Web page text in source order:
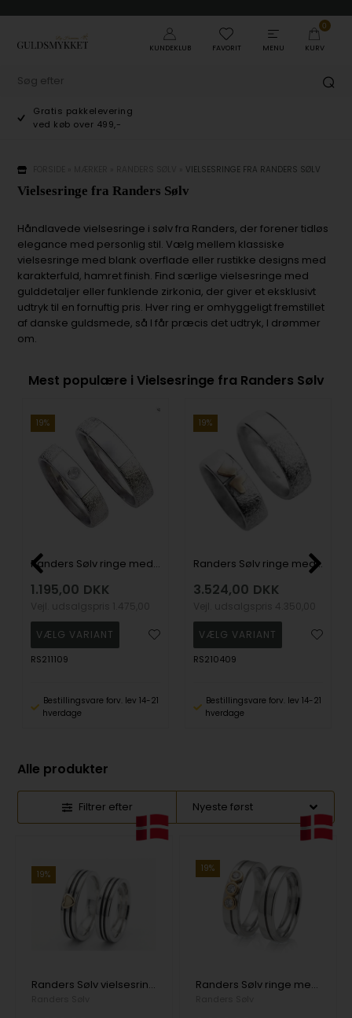
KUNDEKLUB FAVORIT MENU
0
KURV
Gratis pakkelevering
ved køb over 499,-
VIELSESRINGE FRA RANDERS SØLV
Vielsesringe fra Randers Sølv
Håndlavede vielsesringe i sølv fra Randers, der forener tidløs
elegance med personlig stil. Vælg mellem klassiske
vielsesringe med blank overflade eller rustikke designs med
karakterfuld, hamret finish. Find særlige vielsesringe med
gulddetaljer eller funklende zirkonia, der giver et eksklusivt
udtryk til en fornuftig pris. Hver ring er omhyggeligt fremstillet
af danske guldsmede, så I får præcis det udtryk, I drømmer
om.
Mest populære i Vielsesringe fra Randers Sølv
19%
Randers Sølv ringe med zirkonia og to flotte overflader, 5,5 mm
1.195,00 DKK
RS211109
Bestillingsvare forv. lev 14-21
hverdage
19%
Randers Sølv ringe med 14 karat guld hjerter og to lækre overflader
3.524,00 DKK
RS210409
Bestillingsvare forv. lev 14-21
hverdage
Alle produkter
Filtrer efter
19%
Randers Sølv vielsesringe med skråt mønster og hjerte – 5,0 mm
19%
Randers Sølv ringe med zirkonia og flot blank overflader med sort rille